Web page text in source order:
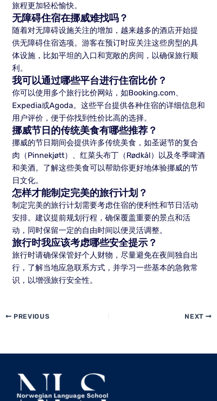
旅程更加轻松愉快。
无障碍住宿在挪威难找吗？
随着对无障碍设施关注的增加，越来越多的酒店开始提
供无障碍住宿选项。游客在预订时应关注这些房型的具
体设施，比如平坦的入口和宽敞的房间，以确保旅行顺
利。
我可以通过哪些平台进行住宿比价？
你可以使用多个旅行比价网站，如Booking.com、
Expedia或Agoda。这些平台提供各种住宿的详细信息和
用户评价，便于你找到性价比高的选择。
挪威节日的传统美食有哪些推荐？
挪威的节日期间会提供许多传统美食，如圣诞节的复合
肉（Pinnekjøtt）、红菜头布丁（Rødkål）以及冬季啤酒
和美酒。了解这些美食可以帮助你更好地体验挪威的节
日文化。
怎样才能制定完美的旅行计划？
制定完美的旅行计划需要考虑住宿的便利性和节日活动
安排。建议提前规划行程，确保覆盖重要的景点和活
动，同时保留一定的自由时间以便灵活调整。
旅行时我应该考虑哪些安全提示？
旅行时请确保保管好个人财物，尽量避免在夜间独自出
行，了解当地应急联系方式，并学习一些基本的急救常
识，以增强旅行安全性。
PREVIOUS NEXT